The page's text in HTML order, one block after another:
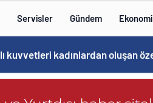
Servisler Gündem Ekonomi